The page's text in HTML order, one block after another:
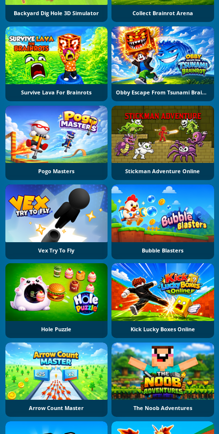
Backyard Dig Hole 3D Simulator Collect Brainrot Arena
Survive Lava For Brainrots Obby Escape From Tsunami Brainrot
Pogo Masters Stickman Adventure Online
Vex Try To Fly Bubble Blasters
Hole Puzzle Kick Lucky Boxes Online
Arrow Count Master The Noob Adventures